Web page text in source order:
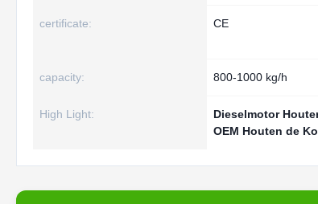
certificate: CE
capacity: 800-1000 kg/h
High Light: Dieselmotor
OEM Houten de